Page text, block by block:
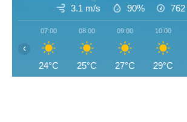
3.1 m/s 90% 762
07:00
24°C
08:00
25°C
09:00
27°C
10:00
29°C
‹